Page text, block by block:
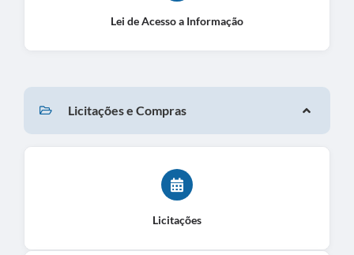
Lei de Acesso a Informação
Licitações e Compras
Licitações